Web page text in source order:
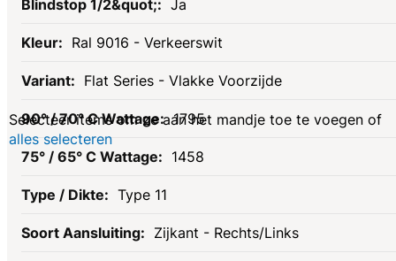
Ja
Ral 9016 - Verkeerswit
Flat Series - Vlakke Voorzijde
1795
1458
Type 11
Zijkant - Rechts/Links
Gerelateerde
producten
Selecteer items om ze aan het mandje toe te voegen of
alles selecteren